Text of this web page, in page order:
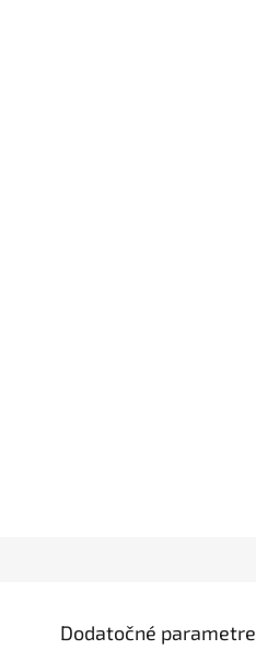
Dodatočné parametre